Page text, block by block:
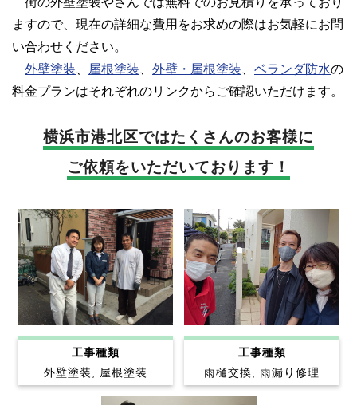
ますので、現在の詳細な費用をお求めの際はお気軽にお問
い合わせください。
外壁塗装
屋根塗装 外壁・屋根塗装 ベランダ防水の
料金プランはそれぞれのリンクからご確認いただけます。
横浜市港北区ではたくさんのお客様に
ご依頼をいただいております！
工事種類
外壁塗装, 屋根塗装
工事種類
雨樋交換, 雨漏り修理